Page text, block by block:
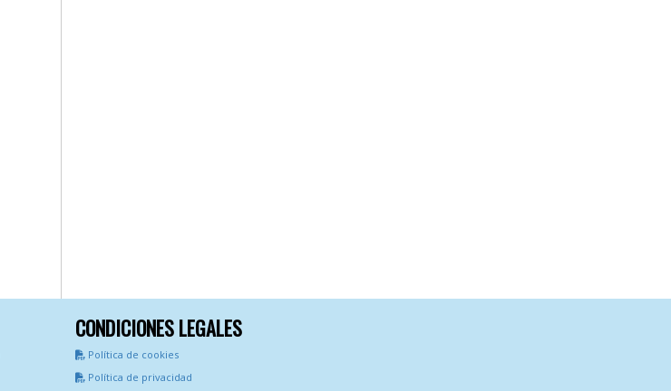
CONDICIONES LEGALES
Política de cookies
Política de privacidad